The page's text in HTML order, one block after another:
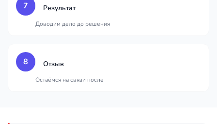
7 Результат
Доводим дело до решения
8 Отзыв
Остаёмся на связи после